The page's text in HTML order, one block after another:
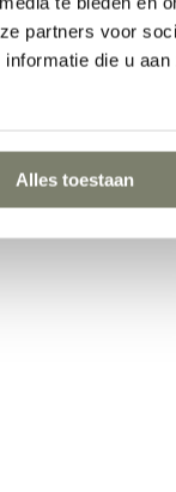
partners voor
die u aan
Alles toestaan